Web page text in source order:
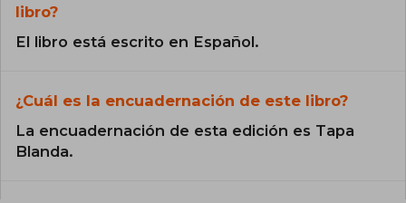
libro?
El libro está escrito en Español.
¿Cuál es la encuadernación de este libro?
La encuadernación de esta edición es Tapa
Blanda.